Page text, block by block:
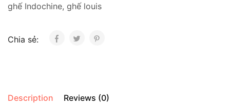
ghế Indochine, ghế louis
Chia sẻ:
Description Reviews (0)